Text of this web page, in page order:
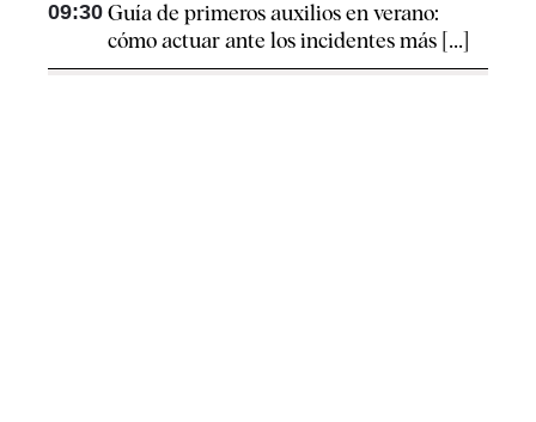
09:30 Guía de primeros auxilios en verano:
cómo actuar ante los incidentes más [...]